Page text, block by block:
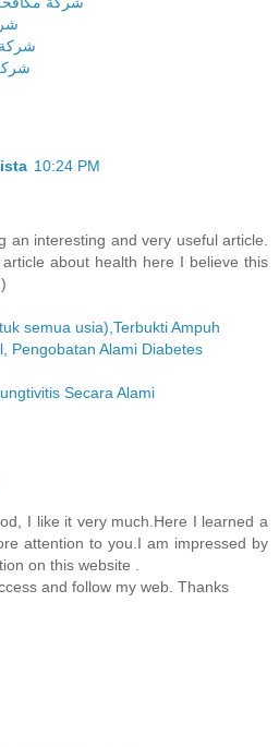
شركة
10:24 PM
an interesting and very useful article.
about health here I believe this
semua usia),Terbukti Ampuh
Pengobatan Alami Diabetes
Secara Alami
I like it very much.Here I learned a
attention to you.I am impressed by
on this website .
and follow my web. Thanks